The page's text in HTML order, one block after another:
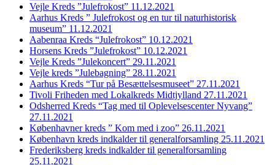
Vejle Kreds ”Julefrokost” 11.12.2021
Aarhus Kreds ” Julefrokost og en tur til naturhistorisk
museum” 11.12.2021
Aabenraa Kreds “Julefrokost” 10.12.2021
Horsens Kreds ”Julefrokost” 10.12.2021
Vejle Kreds ”Julekoncert” 29.11.2021
Vejle kreds ”Julebagning” 28.11.2021
Aarhus Kreds “Tur på Besættelsesmuseet” 27.11.2021
Tivoli Friheden med Lokalkreds Midtjylland 27.11.2021
Odsherred Kreds “Tag med til Oplevelsescenter Nyvang”
27.11.2021
Københavner kreds ” Kom med i zoo” 26.11.2021
København kreds indkalder til generalforsamling 25.11.2021
Frederiksberg kreds indkalder til generalforsamling
25.11.2021